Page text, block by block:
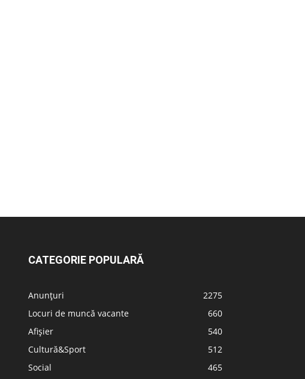
CATEGORIE POPULARĂ
Anunțuri
2275
Locuri de muncă vacante
660
Afișier
540
Cultură&Sport
512
Social
465